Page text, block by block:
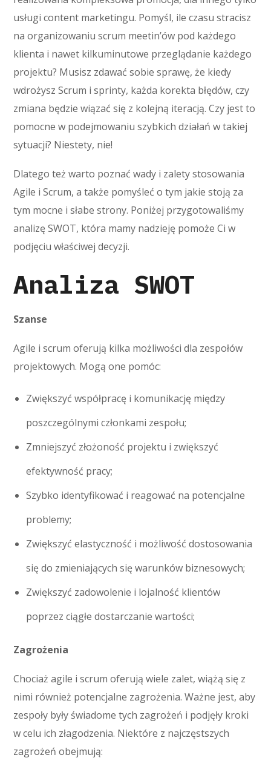
usługi content marketingu. Pomyśl, ile czasu stracisz
na organizowaniu scrum meetin’ów pod każdego
klienta i nawet kilkuminutowe przeglądanie każdego
projektu? Musisz zdawać sobie sprawę, że kiedy
wdrożysz Scrum i sprinty, każda korekta błędów, czy
zmiana będzie wiązać się z kolejną iteracją. Czy jest to
pomocne w podejmowaniu szybkich działań w takiej
sytuacji? Niestety, nie!
Dlatego też warto poznać wady i zalety stosowania
Agile i Scrum, a także pomyśleć o tym jakie stoją za
tym mocne i słabe strony. Poniżej przygotowaliśmy
analizę SWOT, która mamy nadzieję pomoże Ci w
podjęciu właściwej decyzji.
Analiza SWOT
Szanse
Agile i scrum oferują kilka możliwości dla zespołów
projektowych. Mogą one pomóc:
Zwiększyć współpracę i komunikację między
poszczególnymi członkami zespołu;
Zmniejszyć złożoność projektu i zwiększyć
efektywność pracy;
Szybko identyfikować i reagować na potencjalne
problemy;
Zwiększyć elastyczność i możliwość dostosowania
się do zmieniających się warunków biznesowych;
Zwiększyć zadowolenie i lojalność klientów
poprzez ciągłe dostarczanie wartości;
Zagrożenia
Chociaż agile i scrum oferują wiele zalet, wiążą się z
nimi również potencjalne zagrożenia. Ważne jest, aby
zespoły były świadome tych zagrożeń i podjęły kroki
w celu ich złagodzenia. Niektóre z najczęstszych
zagrożeń obejmują: